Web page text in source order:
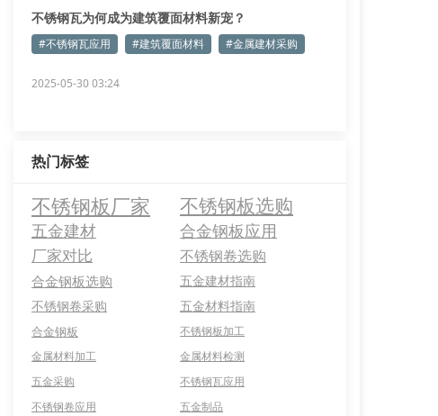
不锈钢瓦为何成为建筑覆面材料新宠？
#不锈钢瓦应用 #建筑覆面材料 #金属建材采购
2025-05-30 03:24
热门标签
不锈钢板厂家 不锈钢板选购
五金建材 合金钢板应用
厂家对比 不锈钢卷选购
合金钢板选购
五金建材指南
不锈钢卷采购
五金材料指南
合金钢板
不锈钢板加工
金属材料加工
金属材料检测
五金采购
不锈钢瓦应用
不锈钢卷应用
五金制品